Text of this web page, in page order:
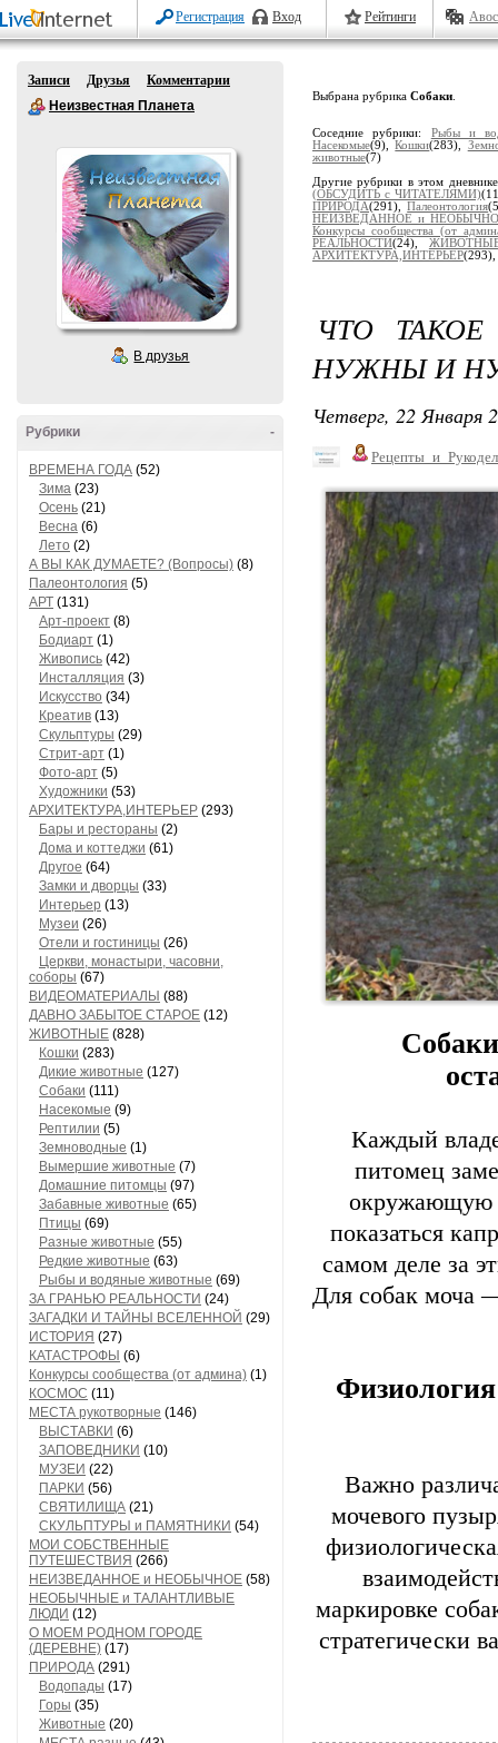
Регистрация Вход Рейтинги
Записи Друзья
Комментарии
Неизвестная Планета
В друзья
-
Рубрики
ВРЕМЕНА ГОДА (52)
Зима (23)
Осень (21)
Весна (6)
Лето (2)
А ВЫ КАК ДУМАЕТЕ? (Вопросы) (8)
Палеонтология (5)
АРТ (131)
Арт-проект (8)
Бодиарт (1)
Живопись (42)
Инсталляция (3)
Искусство (34)
Креатив (13)
Скульптуры (29)
Стрит-арт (1)
Фото-арт (5)
Художники (53)
АРХИТЕКТУРА,ИНТЕРЬЕР (293)
Бары и рестораны (2)
Дома и коттеджи (61)
Другое (64)
Замки и дворцы (33)
Интерьер (13)
Музеи (26)
Отели и гостиницы (26)
Церкви, монастыри, часовни,
соборы (67)
ВИДЕОМАТЕРИАЛЫ (88)
ДАВНО ЗАБЫТОЕ СТАРОЕ (12)
ЖИВОТНЫЕ (828)
Кошки (283)
Дикие животные (127)
Собаки (111)
Насекомые (9)
Рептилии (5)
Земноводные (1)
Вымершие животные (7)
Домашние питомцы (97)
Забавные животные (65)
Птицы (69)
Разные животные (55)
Редкие животные (63)
Рыбы и водяные животные (69)
ЗА ГРАНЬЮ РЕАЛЬНОСТИ (24)
ЗАГАДКИ И ТАЙНЫ ВСЕЛЕННОЙ (29)
ИСТОРИЯ (27)
КАТАСТРОФЫ (6)
Конкурсы сообщества (от админа) (1)
КОСМОС (11)
МЕСТА рукотворные (146)
ВЫСТАВКИ (6)
ЗАПОВЕДНИКИ (10)
МУЗЕИ (22)
ПАРКИ (56)
СВЯТИЛИЩА (21)
СКУЛЬПТУРЫ и ПАМЯТНИКИ (54)
МОИ СОБСТВЕННЫЕ
ПУТЕШЕСТВИЯ (266)
НЕИЗВЕДАННОЕ и НЕОБЫЧНОЕ (58)
НЕОБЫЧНЫЕ и ТАЛАНТЛИВЫЕ
ЛЮДИ (12)
О МОЕМ РОДНОМ ГОРОДЕ
(ДЕРЕВНЕ) (17)
ПРИРОДА (291)
Водопады (17)
Горы (35)
Животные (20)
Выбрана рубрика Собаки
Соседние рубрики: Рыбы и
Насекомые(9),Кошки(283),
животные(7)
Другие рубрики в этом
(ОБСУДИТЬ с ЧИТАТЕЛЯМИ)
ПРИРОДА(291),Палеонтология
НЕИЗВЕДАННОЕ и
Конкурсы сообщества (от
РЕАЛЬНОСТИ(24),
АРХИТЕКТУРА,ИНТЕРЬЕР(293),
ЧТО
НУЖНЫ И
Четверг, 22 Января
Каждый
питомец
окружающую
показаться
самом деле за
Для собак моча
Важно
мочевого
маркировке
стратегически